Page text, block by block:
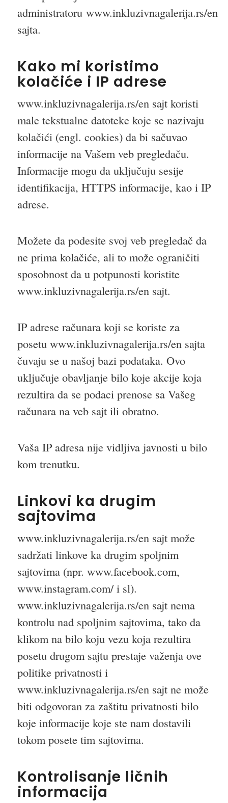
administratoru www.inkluzivnagalerija.rs/en
sajta.
Kako mi koristimo
kolačiće i IP adrese
www.inkluzivnagalerija.rs/en sajt koristi
male tekstualne datoteke koje se nazivaju
kolačići (engl. cookies) da bi sačuvao
informacije na Vašem veb pregledaču.
Informacije mogu da uključuju sesije
identifikacija, HTTPS informacije, kao i IP
adrese.
Možete da podesite svoj veb pregledač da
ne prima kolačiće, ali to može ograničiti
sposobnost da u potpunosti koristite
www.inkluzivnagalerija.rs/en sajt.
IP adrese računara koji se koriste za
posetu www.inkluzivnagalerija.rs/en sajta
čuvaju se u našoj bazi podataka. Ovo
uključuje obavljanje bilo koje akcije koja
rezultira da se podaci prenose sa Vašeg
računara na veb sajt ili obratno.
Vaša IP adresa nije vidljiva javnosti u bilo
kom trenutku.
Linkovi ka drugim
sajtovima
www.inkluzivnagalerija.rs/en sajt može
sadržati linkove ka drugim spoljnim
sajtovima (npr. www.facebook.com,
www.instagram.com/ i sl).
www.inkluzivnagalerija.rs/en sajt nema
kontrolu nad spoljnim sajtovima, tako da
klikom na bilo koju vezu koja rezultira
posetu drugom sajtu prestaje važenja ove
politike privatnosti i
www.inkluzivnagalerija.rs/en sajt ne može
biti odgovoran za zaštitu privatnosti bilo
koje informacije koje ste nam dostavili
tokom posete tim sajtovima.
Kontrolisanje ličnih
informacija